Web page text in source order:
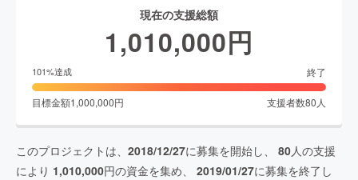
現在の支援総額
1,010,000円
101%達成 終了
目標金額1,000,000円 支援者数80 人
このプロジェクトは、 2018/12/27に募集を開始し、 80人の支援
により 1,010,000円の資金を集め、 2019/01/27に募集を終了し